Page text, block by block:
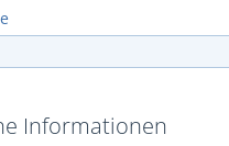
Informationen